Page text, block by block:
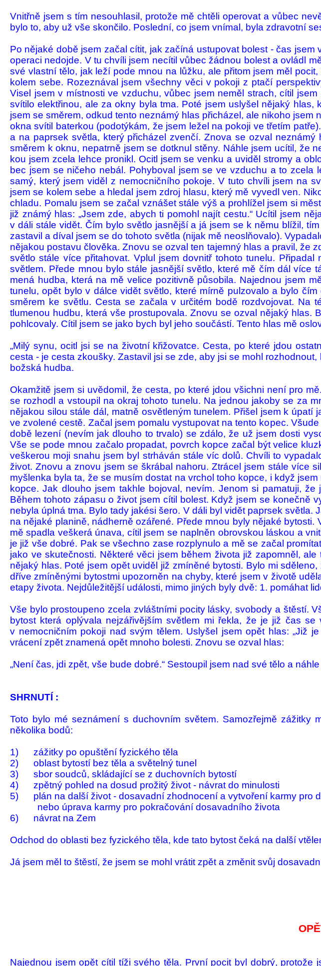
Vnitřně jsem s tím nesouhlasil, protože mě chtěli operovat a vůbec
bylo to, aby už vše skon­čilo. Poslední, co jsem vní­mal, byla zdravotní
Po nějaké době jsem začal cítit, jak za­číná ustupovat bolest - čas
operaci nedojde. V tu chvíli jsem necítil vůbec žád­nou bo­lest a ovládl
své vlastní tělo, jak leží pode mnou na lůžku, ale přitom jsem měl
ko­lem sebe. Roze­znával jsem všechny věci v pokoji z ptačí
Visel jsem v míst­nosti ve vzduchu, vů­bec jsem neměl strach, cítil
svítilo elek­třinou, ale za okny byla tma. Poté jsem uslyšel nějaký hlas,
jsem se směrem, odkud tento neznámý hlas přichá­zel, ale nikoho
okna svítil baterkou (podotýkám, že jsem le­žel na pokoji ve tře­tím
a na paprsek světla, který přichá­zel zvenčí. Znova se ozval
směrem k oknu, ne­patrně jsem se dotknul stěny. Náhle jsem ucítil, že
kou jsem zcela lehce pronikl. Ocitl jsem se venku a uviděl stromy a
bec jsem se ničeho nebál. Pohyboval jsem se ve vzduchu a to
samý, který jsem viděl z nemoc­ničního po­koje. V tuto chvíli jsem na
jsem se ko­lem sebe a hledal jsem zdroj hlasu, který mě vy­vedl ven.
chladu. Po­malu jsem se začal vznášet stále výš a prohlížel jsem si
již známý hlas: „Jsem zde, abych ti po­mohl na­jít cestu.“ Ucítil jsem
v dáli stále vidět. Čím bylo světlo jasnější a já jsem se k němu blížil,
zastavil a díval jsem se do tohoto světla (nijak mě neosl­ňovalo).
nějakou postavu člověka. Znovu se ozval ten tajemný hlas a pravil, že
světlo stále více přitahovat. Vplul jsem dovnitř tohoto tunelu.
světlem. Přede mnou bylo stále jasnější světlo, které mě čím dál
mená hudba, která na mě velice pozi­tivně půso­bila. Najednou jsem
tunelu, opět bylo v dálce vidět světlo, které mírně pulzovalo a bylo
směrem ke světlu. Cesta se začala v určitém bodě rozdvojovat. Na
tlumenou hudbu, která vše prostupovala. Znovu se ozval nějaký hlas.
pohlcovaly. Cí­til jsem se jako bych byl jeho součástí. Tento hlas mě
„Milý synu, ocitl jsi se na životní kři­žovatce. Cesta, po které jdou
cesta - je cesta zkoušky. Zastavil jsi se zde, aby jsi se mohl
božská hudba.
Okamžitě jsem si uvědomil, že cesta, po které jdou všichni není pro
se rozhodl a vstoupil na okraj tohoto tu­nelu. Na jed­nou jakoby se za
nějakou silou stále dál, matně osvětleným tu­nelem. Přišel jsem k
ve zvolené cestě. Začal jsem po­malu vystupovat na tento kopec.
době lezení (nevím jak dlouho to trvalo) se zdálo, že už jsem dosti
Vše se pode mnou začalo propadat, po­vrch kopce začal být velice
veš­kerou moji snahu jsem byl strháván stále víc dolů. Chvíli to
život. Znovu a znovu jsem se škrábal na­horu. Ztrácel jsem stále více
myšlenka byla ta, že se musím dostat na vrchol toho kopce, i když
kopce. Jak dlouho jsem takhle bo­joval, nevím. Jenom si pamatuji,
Během tohoto zápasu o život jsem cítil bolest. Když jsem se konečně
nebyla úplná tma. Bylo tady jakési šero. V dáli byl vidět paprsek
na nějaké planině, nádherně ozářené. Přede mnou byly nějaké
mě spadla veškerá únava, cí­til jsem se naplněn obrovskou lás­kou a
je již vše dobré. Pak se všechno zase rozply­nulo a mě se začal
jako ve skutečnosti. Některé věci jsem bě­hem života již zapomněl,
nějaký hlas. Poté jsem opět uviděl již zmíněné bytosti. Bylo mi
dříve zmíněnými bytostmi upo­zorněn na chyby, které jsem v životě
etapy života. Nejdůležitější udá­losti, mimo jiných byly dvě: 1. pomáhat
Vše bylo prostoupeno zcela zvláštními po­city lásky, svo­body a štěstí.
bytost která oplývala nej­zářivěj­ším světlem mi řekla, že je již čas
v nemocničním pokoji nad svým tělem. Uslyšel jsem opět hlas: „Již
vrácení zpět zna­mená opět mnoho bo­lesti. Znovu se ozval hlas:
„Není čas, jdi zpět, vše bude dobré.“ Sestoupil jsem nad své tělo a
SHRNUTÍ :
Toto bylo mé seznámení s duchovním svě­tem. Samozřejmě
několika bodů:
1) zážitky po opuštění fyzického těla
2) oblast bytostí bez těla a světelný tu­nel
3) sbor soudců, skládající se z duchov­ních bytostí
4) zpětný pohled na dosud prožitý život - návrat do minu­losti
5) plán na další život - dosavadní zhod­nocení a vytvoření karmy pro
nebo úprava karmy pro pokračování do­sa­vadního života
6) návrat na Zem
Odchod do oblasti bez fyzického těla, kde tato bytost čeká na další
Já jsem měl to štěstí, že jsem se mohl vrátit zpět a změnit svůj
Najednou jsem opět cítil tíži svého těla. První pocit byl do­brý,